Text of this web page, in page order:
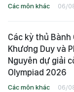
Các môn khác 06/
Các kỳ thủ Bành
Khương Duy và
Nguyên dự giải
Olympiad 2026
Các môn khác 06/